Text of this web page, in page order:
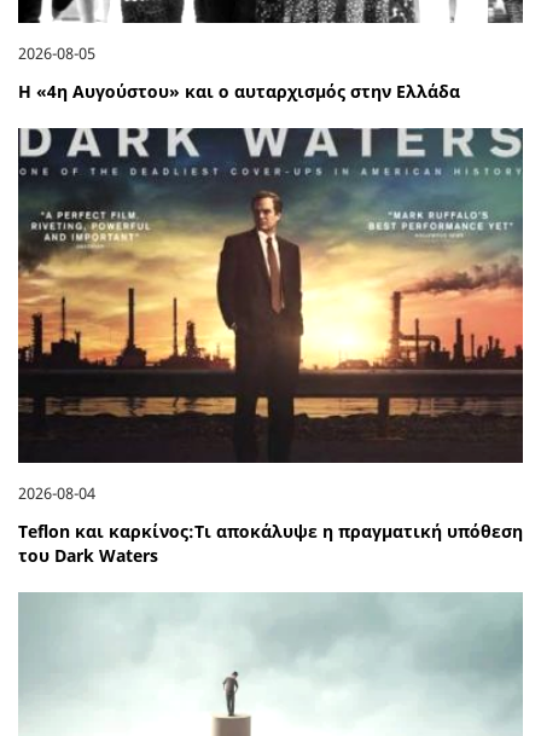
2026-08-05
Η «4η Αυγούστου» και ο αυταρχισμός στην Ελλάδα
2026-08-04
Teflon και καρκίνος:Τι αποκάλυψε η πραγματική υπόθεση
του Dark Waters